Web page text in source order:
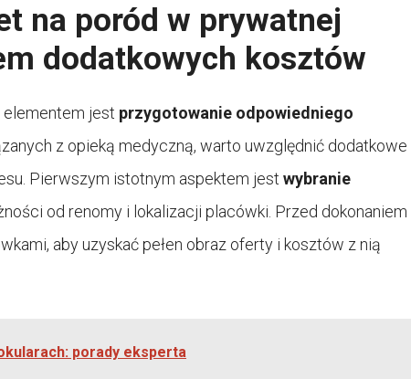
na poród w prywatnej
dodatkowych kosztów
jest przygotowanie odpowiedniego
z opieką medyczną, warto uwzględnić dodatkowe
Pierwszym istotnym aspektem jest wybranie
od renomy i lokalizacji placówki. Przed dokonaniem
aby uzyskać pełen obraz oferty i kosztów z nią
porady eksperta